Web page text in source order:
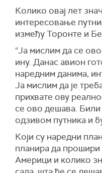
Колико овај лет
интересовање
између Торонте и
“Ја мислим да се
ину. Данас авион
наредним данима,
Ја мислим да је
прихвате ову
се ово дешава.
одзивом путника и
Који су наредни
планира да
Америци и колико